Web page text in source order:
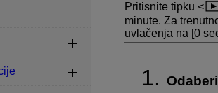
Pritisnite tipku
minute. Za
uvlačenja na [0